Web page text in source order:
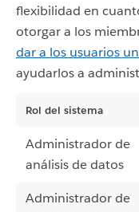
flexibilidad en
otorgar a los
dar a los usuarios
ayudarlos a
Rol del sistema
Administrador de
análisis de datos
Administrador de